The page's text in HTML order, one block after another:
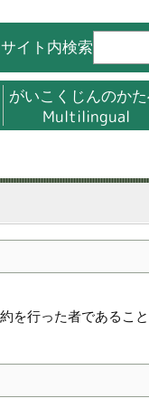
がいこくじんのか
Multilingual
サイト内検索
を行った者であること